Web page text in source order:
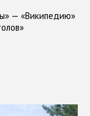
— «Википедию»